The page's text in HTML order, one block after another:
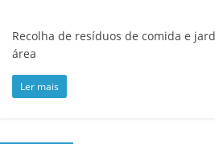
Recolha de resíduos de comida e
área
Ler mais